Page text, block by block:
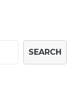
SEARCH